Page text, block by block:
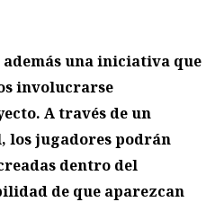
una iniciativa que
involucrarse
A través de un
los jugadores podrán
dentro del
de que aparezcan